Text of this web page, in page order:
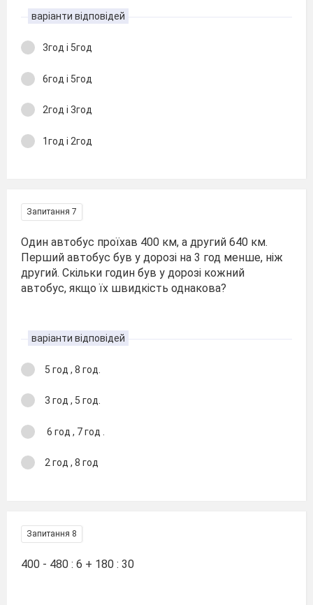
варіанти відповідей
3год і 5год
6год і 5год
2год і 3год
1год і 2год
Запитання 7
Один автобус проїхав 400 км, а другий 640 км.
Перший автобус був у дорозі на 3 год менше, ніж
другий. Скільки годин був у дорозі кожний
автобус, якщо їх швидкість однакова?
варіанти відповідей
5 год , 8 год.
3 год , 5 год.
6 год , 7 год .
2 год , 8 год
Запитання 8
400 - 480 : 6 + 180 : 30